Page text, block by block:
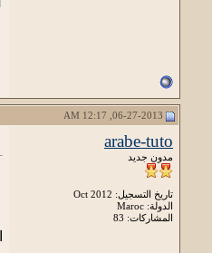
arabe-tuto
مدون جديد
تاريخ التسجيل: Oct 2012
الدولة: Maroc
المشاركات: 83